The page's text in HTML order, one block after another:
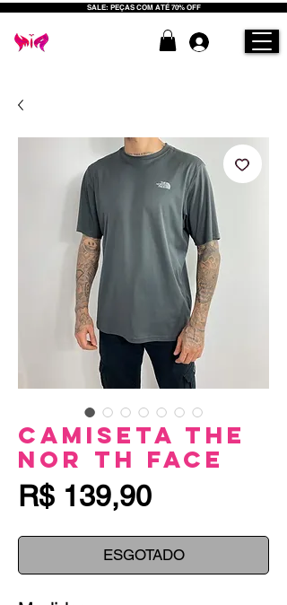
SALE: PEÇAS COM ATÉ 70% OFF
Camiseta The
Nor th Face
R$ 139,90Preço
ESGOTADO